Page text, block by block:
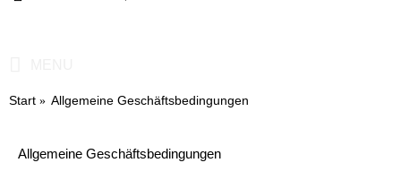
Start Allgemeine Geschäftsbedingungen
Allgemeine Geschäftsbedingungen